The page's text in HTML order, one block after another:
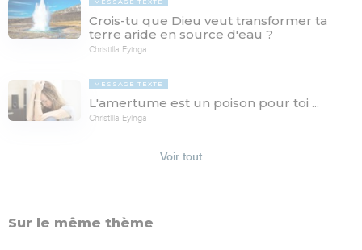
MESSAGE TEXTE
Crois-tu que Dieu veut transformer ta
terre aride en source d'eau ?
Christilla Eyinga
MESSAGE TEXTE
L'amertume est un poison pour toi ...
Christilla Eyinga
Voir tout
Sur le même thème